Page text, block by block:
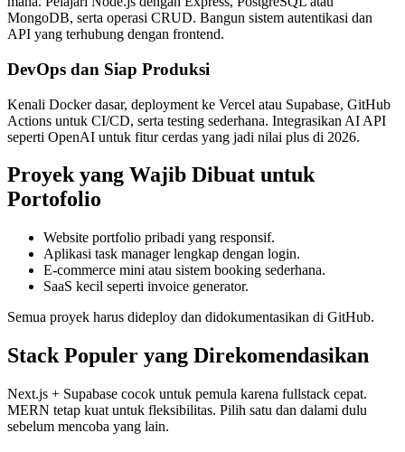
MongoDB, serta operasi CRUD. Bangun sistem autentikasi dan
API yang terhubung dengan frontend.
DevOps dan Siap Produksi
Kenali Docker dasar, deployment ke Vercel atau Supabase, GitHub
Actions untuk CI/CD, serta testing sederhana. Integrasikan AI API
seperti OpenAI untuk fitur cerdas yang jadi nilai plus di 2026.
Proyek yang Wajib Dibuat untuk
Portofolio
Website portfolio pribadi yang responsif.
Aplikasi task manager lengkap dengan login.
E-commerce mini atau sistem booking sederhana.
SaaS kecil seperti invoice generator.
Semua proyek harus dideploy dan didokumentasikan di GitHub.
Stack Populer yang Direkomendasikan
Next.js + Supabase cocok untuk pemula karena fullstack cepat.
MERN tetap kuat untuk fleksibilitas. Pilih satu dan dalami dulu
sebelum mencoba yang lain.